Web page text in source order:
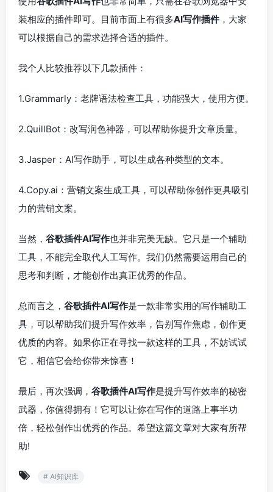
装相应的插件即可。目前市面上有很多AI写作插件，大家
可以根据自己的需求选择合适的插件。
我个人比较推荐以下几款插件：
1.Grammarly：老牌语法检查工具，功能强大，使用方便。
2.QuillBot：改写润色神器，可以帮助你提升文章质量。
3.Jasper：AI写作助手，可以生成各种类型的文本。
4.Copy.ai：营销文案生成工具，可以帮助你创作更具吸引
力的营销文案。
当然， 谷歌插件AI写作也并非完美无缺。它只是一个辅助
工具，不能完全取代人工写作。我们仍然需要运用自己的
思考和判断，才能创作出真正优秀的作品。
总而言之， 谷歌插件AI写作是一款非常实用的写作辅助工
具，可以帮助我们提升写作效率，告别写作焦虑，创作更
优质的内容。如果你正在寻找一款这样的工具，不妨试试
它，相信它会给你带来惊喜！
最后，再次强调， 谷歌插件AI写作是提升写作效率的秘密
武器，你值得拥有！它可以让你在写作的道路上事半功
倍，轻松创作出优秀的作品。希望这篇文章对大家有所帮
助!
# AI知识库